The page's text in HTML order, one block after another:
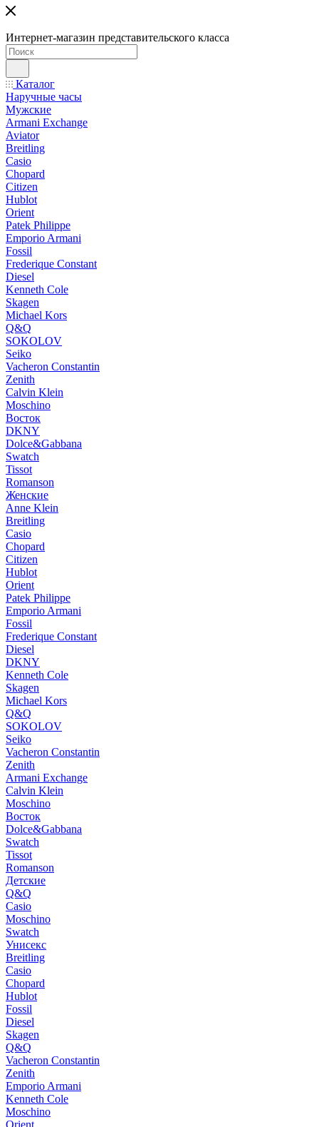
Интернет-магазин представительского класса
Каталог
Наручные часы
Мужские
Armani Exchange
Aviator
Breitling
Casio
Chopard
Citizen
Hublot
Orient
Patek Philippe
Emporio Armani
Fossil
Frederique Constant
Diesel
Kenneth Cole
Skagen
Michael Kors
Q&Q
SOKOLOV
Seiko
Vacheron Constantin
Zenith
Calvin Klein
Moschino
Восток
DKNY
Dolce&Gabbana
Swatch
Tissot
Romanson
Женские
Anne Klein
Breitling
Casio
Chopard
Citizen
Hublot
Orient
Patek Philippe
Emporio Armani
Fossil
Frederique Constant
Diesel
DKNY
Kenneth Cole
Skagen
Michael Kors
Q&Q
SOKOLOV
Seiko
Vacheron Constantin
Zenith
Armani Exchange
Calvin Klein
Moschino
Восток
Dolce&Gabbana
Swatch
Tissot
Romanson
Детские
Q&Q
Casio
Moschino
Swatch
Унисекс
Breitling
Casio
Chopard
Hublot
Fossil
Diesel
Skagen
Q&Q
Vacheron Constantin
Zenith
Emporio Armani
Kenneth Cole
Moschino
Orient